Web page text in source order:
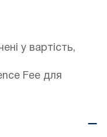
у вартість,
Fee для